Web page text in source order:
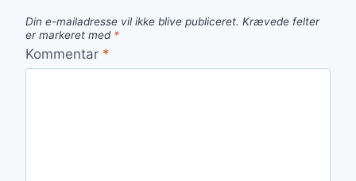
Din e-mailadresse vil ikke blive publiceret. Krævede felter
er markeret med *
Kommentar *